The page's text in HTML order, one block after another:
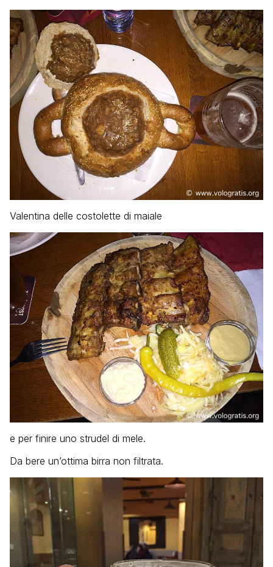
Valentina delle costolette di maiale
e per finire uno strudel di mele.
Da bere un’ottima birra non filtrata.